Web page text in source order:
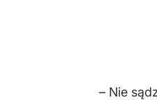
– Nie